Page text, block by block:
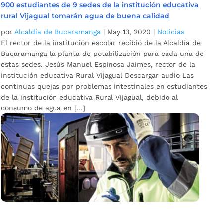
900 estudiantes de 9 sedes de la institución educativa
rural Vijagual tomarán agua de buena calidad
por Alcaldía de Bucaramanga | May 13, 2020 | Noticias
El rector de la institución escolar recibió de la Alcaldía de
Bucaramanga la planta de potabilización para cada una de
estas sedes. Jesús Manuel Espinosa Jaimes, rector de la
institución educativa Rural Vijagual Descargar audio Las
continuas quejas por problemas intestinales en estudiantes
de la institución educativa Rural Vijagual, debido al
consumo de agua en […]